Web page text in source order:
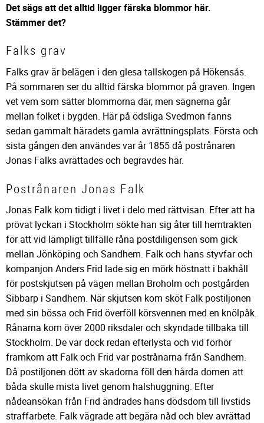
Det sägs att det alltid ligger färska blommor här.
Stämmer det?
Falks grav
Falks grav är belägen i den glesa tallskogen på Hökensås.
På sommaren ser du alltid färska blommor på graven. Ingen
vet vem som sätter blommorna där, men sägnerna går
mellan folket i bygden. Här på ödsliga Svedmon fanns
sedan gammalt häradets gamla avrättningsplats. Första och
sista gången den användes var år 1855 då postrånaren
Jonas Falks avrättades och begravdes här.
Postrånaren Jonas Falk
Jonas Falk kom tidigt i livet i delo med rättvisan. Efter att ha
prövat lyckan i Stockholm sökte han sig åter till hemtrakten
för att vid lämpligt tillfälle råna postdiligensen som gick
mellan Jönköping och Sandhem. Falk och hans styvfar och
kompanjon Anders Frid lade sig en mörk höstnatt i bakhåll
för postskjutsen på vägen mellan Broholm och postgården
Sibbarp i Sandhem. När skjutsen kom sköt Falk postiljonen
med sin bössa och Frid överföll körsvennen med en knölpåk.
Rånarna kom över 2000 riksdaler och skyndade tillbaka till
Stockholm. De var dock redan efterlysta och vid förhör
framkom att Falk och Frid var postrånarna från Sandhem.
Då postiljonen dött av skadorna föll den hårda domen att
båda skulle mista livet genom halshuggning. Efter
nådeansökan från Frid ändrades hans dödsdom till livstids
straffarbete. Falk vägrade att begära nåd och blev avrättad